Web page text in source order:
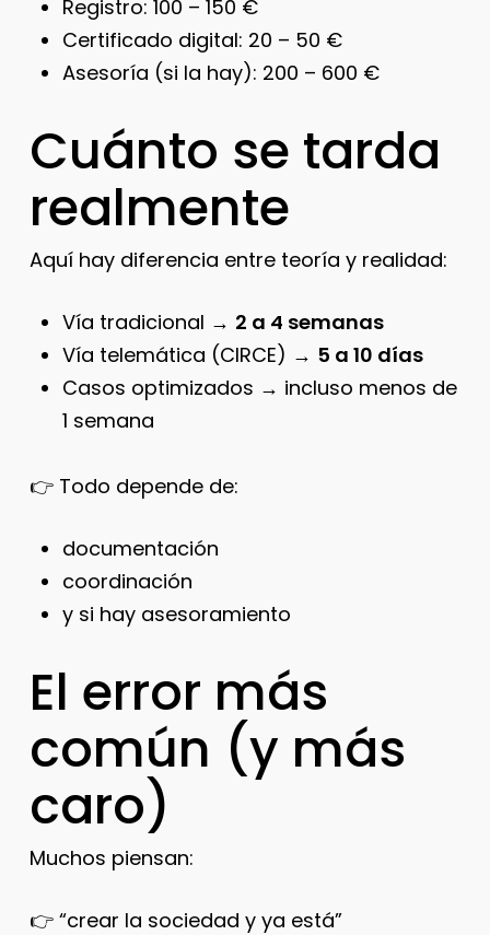
Registro: 100 – 150 €
Certificado digital: 20 – 50 €
Asesoría (si la hay): 200 – 600 €
Cuánto se tarda
realmente
Aquí hay diferencia entre teoría y realidad:
Vía tradicional → 2 a 4 semanas
Vía telemática (CIRCE) → 5 a 10 días
Casos optimizados → incluso menos de
1 semana
👉 Todo depende de:
documentación
coordinación
y si hay asesoramiento
El error más
común (y más
caro)
Muchos piensan:
👉 “crear la sociedad y ya está”